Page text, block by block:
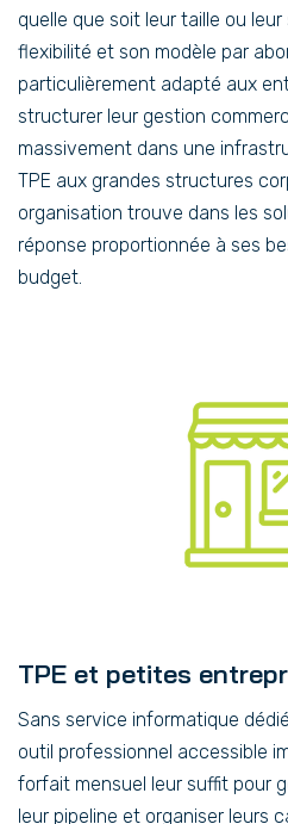
quelle que soit leur taille ou
flexibilité et son modèle par
particulièrement adapté aux
structurer leur gestion
massivement dans une
TPE aux grandes structures
organisation trouve dans les
réponse proportionnée à ses
budget.
TPE et petites
Sans service informatique
outil professionnel accessible
forfait mensuel leur suffit pour
leur pipeline et organiser leurs